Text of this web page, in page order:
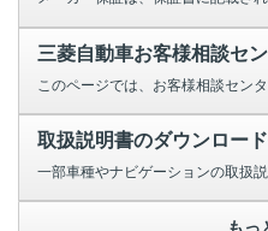
三菱自動車お客様相談セ
取扱説明書のダウンロー